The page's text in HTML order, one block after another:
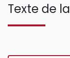
Texte de la